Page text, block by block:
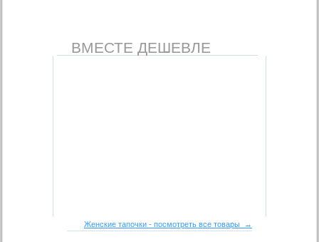
ВМЕСТЕ ДЕШЕВЛЕ
Женские тапочки - посмотреть все товары →